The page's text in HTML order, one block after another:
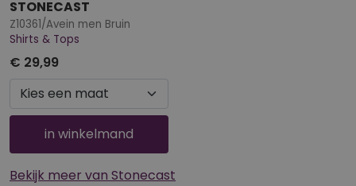
STONECAST
Z10361/Avein men Bruin
Shirts & Tops
€ 29,99
in winkelmand
Bekijk meer van Stonecast